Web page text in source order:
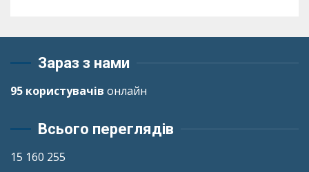
Зараз з нами
95 користувачів онлайн
Всього переглядів
15 160 255